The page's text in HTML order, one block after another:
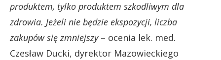
produktem, tylko produktem szkodliwym dla
zdrowia. Jeżeli nie będzie ekspozycji, liczba
zakupów się zmniejszy– ocenia lek. med.
Czesław Ducki, dyrektor Mazowieckiego